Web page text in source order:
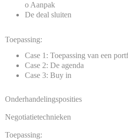
o Aanpak
De deal sluiten
Toepassing:
Case 1: Toepassing van een
Case 2: De agenda
Case 3: Buy in
Onderhandelingsposities
Negotiatietechnieken
Toepassing: